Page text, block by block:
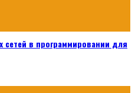
сетей в программировании для